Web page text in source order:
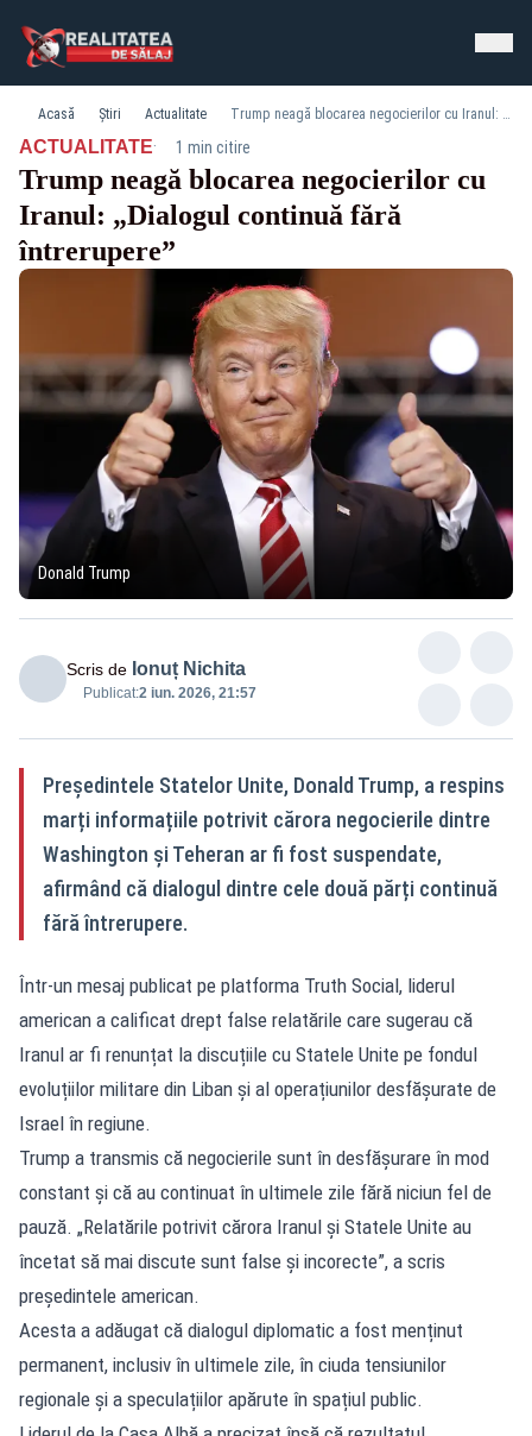
Acasă Știri Actualitate Trump neagă blocarea negocierilor cu Iranul: „Dialogul continuă fără întrerupere”
ACTUALITATE· 1 min citire
Trump neagă blocarea negocierilor cu
Iranul: „Dialogul continuă fără
întrerupere”
Donald Trump
Scris de Ionuț Nichita
Publicat:2 iun. 2026, 21:57
Președintele Statelor Unite, Donald Trump, a respins
marți informațiile potrivit cărora negocierile dintre
Washington și Teheran ar fi fost suspendate,
afirmând că dialogul dintre cele două părți continuă
fără întrerupere.
Într-un mesaj publicat pe platforma Truth Social, liderul
american a calificat drept false relatările care sugerau că
Iranul ar fi renunțat la discuțiile cu Statele Unite pe fondul
evoluțiilor militare din Liban și al operațiunilor desfășurate de
Israel în regiune.
Trump a transmis că negocierile sunt în desfășurare în mod
constant și că au continuat în ultimele zile fără niciun fel de
pauză. „Relatările potrivit cărora Iranul și Statele Unite au
încetat să mai discute sunt false și incorecte”, a scris
președintele american.
Acesta a adăugat că dialogul diplomatic a fost menținut
permanent, inclusiv în ultimele zile, în ciuda tensiunilor
regionale și a speculațiilor apărute în spațiul public.